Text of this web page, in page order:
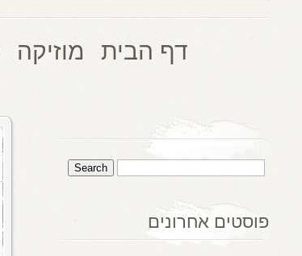
דף הבית מוזיקה
פוסטים אחרונים